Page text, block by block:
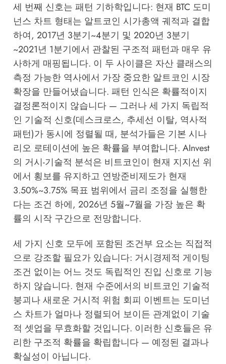
세 번째 신호는 패턴 기하학입니다: 현재 BTC 도미
넌스 차트 형태는 알트코인 시가총액 궤적과 결합
하여, 2017년 3분기~4분기 및 2020년 3분기
~2021년 1분기에서 관찰된 구조적 패턴과 매우 유
사하게 매핑됩니다. 이 두 사이클은 자산 클래스의
측정 가능한 역사에서 가장 중요한 알트코인 시장
확장을 만들어냈습니다. 패턴 인식은 확률적이지
결정론적이지 않습니다 — 그러나 세 가지 독립적
인 기술적 신호(데스크로스, 추세선 이탈, 역사적
패턴)가 동시에 정렬될 때, 분석가들은 기본 시나
리오 로테이션에 높은 확률을 부여합니다. AInvest
의 거시-기술적 분석은 비트코인이 현재 지지선 위
에서 횡보를 유지하고 연방준비제도가 현재
3.50%~3.75% 목표 범위에서 금리 조정을 실행한
다는 조건 하에, 2026년 5월~7월을 가장 높은 확
률의 시작 구간으로 전망합니다.
세 가지 신호 모두에 포함된 조건부 요소는 직접적
으로 강조할 필요가 있습니다: 거시경제적 게이팅
조건 없이는 어느 것도 독립적인 진입 신호로 기능
하지 않습니다. 현재 수준에서의 비트코인 기술적
붕괴나 새로운 거시적 위험 회피 이벤트는 도미넌
스 차트가 얼마나 정렬되어 보이든 관계없이 기술
적 셋업을 무효화할 것입니다. 이러한 신호들은 유
리한 구조적 확률을 확립합니다 — 예정된 결과나
확실성이 아닙니다.